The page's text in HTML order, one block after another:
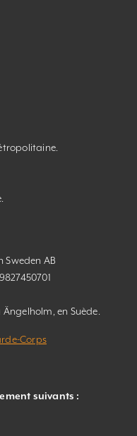
Sweden AB
en Suède.
Corps
suivants :